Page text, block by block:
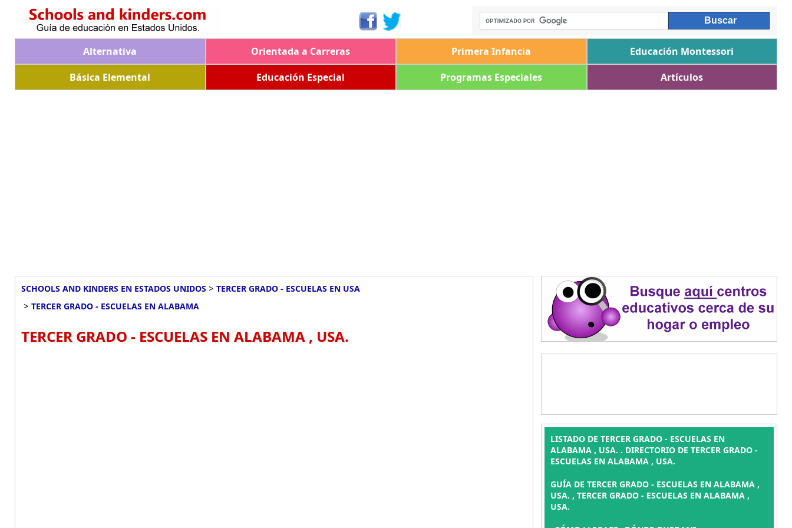
Alternativa Orientada a Carreras Primera Infancia
Educación Montessori
Básica Elemental
Educación Especial Programas Especiales Artículos
SCHOOLS AND KINDERS EN ESTADOS UNIDOS > TERCER GRADO - ESCUELAS EN USA
> TERCER GRADO - ESCUELAS EN ALABAMA
TERCER GRADO - ESCUELAS EN ALABAMA , USA.
LISTADO DE TERCER GRADO - ESCUELAS EN
ALABAMA , USA. . DIRECTORIO DE TERCER GRADO -
ESCUELAS EN ALABAMA , USA.
GUÍA DE TERCER GRADO - ESCUELAS EN ALABAMA ,
USA. , TERCER GRADO - ESCUELAS EN ALABAMA ,
USA.